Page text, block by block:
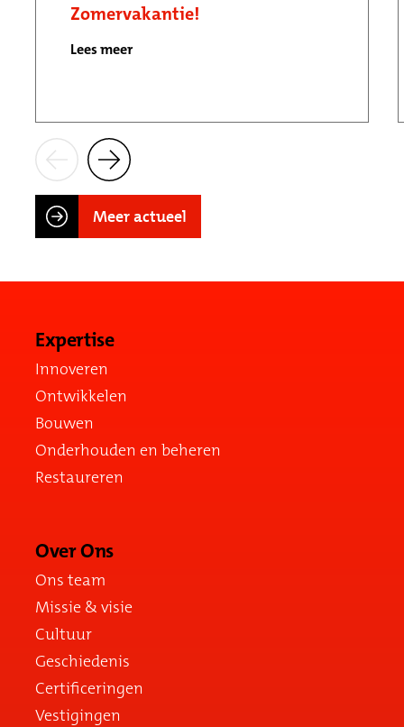
Zomervakantie!
Lees meer
Meer actueel
Expertise
Innoveren
Ontwikkelen
Bouwen
Onderhouden en beheren
Restaureren
Over Ons
Ons team
Missie & visie
Cultuur
Geschiedenis
Certificeringen
Vestigingen